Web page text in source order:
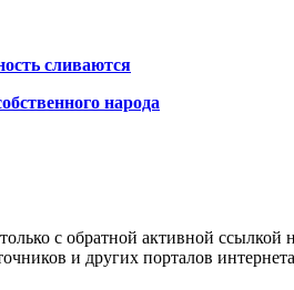
сливаются
народа
с обратной активной ссылкой
и других порталов